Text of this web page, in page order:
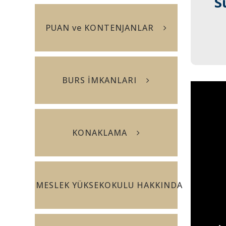
PUAN ve KONTENJANLAR
BURS İMKANLARI
KONAKLAMA
MESLEK YÜKSEKOKULU HAKKINDA